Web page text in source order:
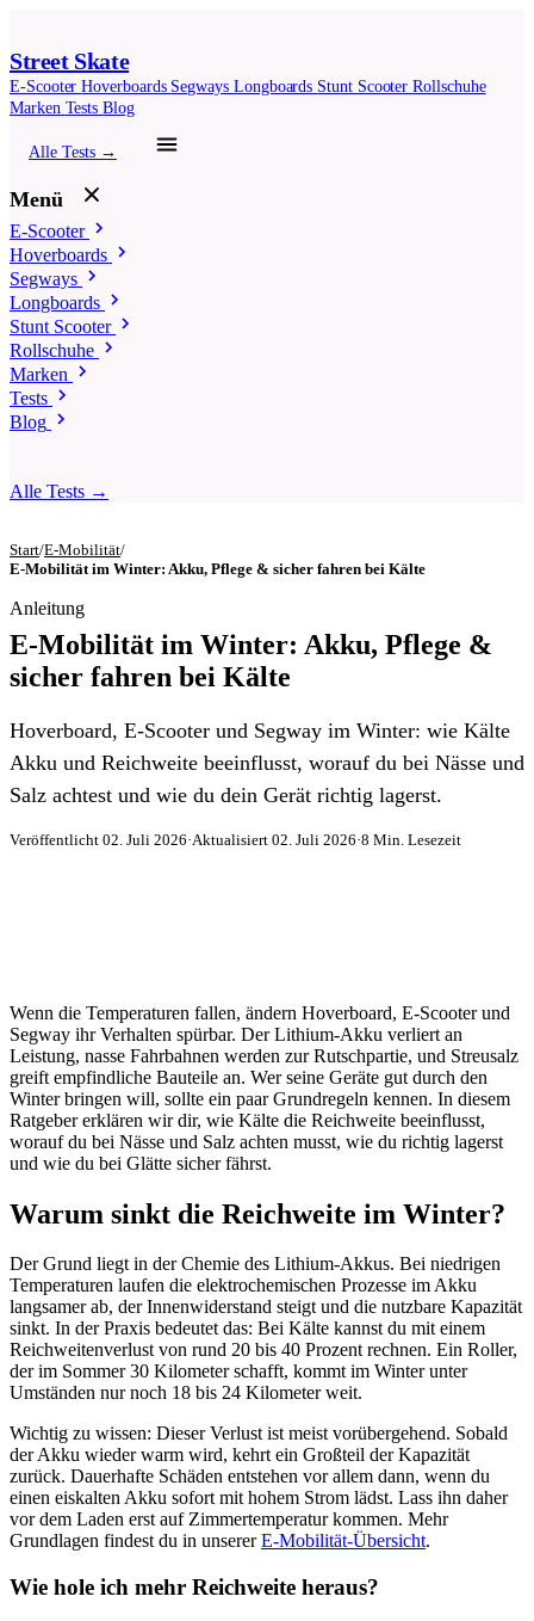
Street Skate
E-ScooterHoverboards Segways Longboards Stunt ScooterRollschuhe
Marken TestsBlog
Alle Tests →
Menü
E-Scooter
Hoverboards
Segways
Longboards
Stunt Scooter
Rollschuhe
Marken
Tests
Blog
Alle Tests →
Start/E-Mobilität/
E-Mobilität im Winter: Akku, Pflege & sicher fahren bei Kälte
Anleitung
E-Mobilität im Winter: Akku, Pflege &
sicher fahren bei Kälte
Hoverboard, E-Scooter und Segway im Winter: wie Kälte
Akku und Reichweite beeinflusst, worauf du bei Nässe und
Salz achtest und wie du dein Gerät richtig lagerst.
Veröffentlicht 02. Juli 2026·Aktualisiert 02. Juli 2026·8 Min. Lesezeit
Wenn die Temperaturen fallen, ändern Hoverboard, E-Scooter und
Segway ihr Verhalten spürbar. Der Lithium-Akku verliert an
Leistung, nasse Fahrbahnen werden zur Rutschpartie, und Streusalz
greift empfindliche Bauteile an. Wer seine Geräte gut durch den
Winter bringen will, sollte ein paar Grundregeln kennen. In diesem
Ratgeber erklären wir dir, wie Kälte die Reichweite beeinflusst,
worauf du bei Nässe und Salz achten musst, wie du richtig lagerst
und wie du bei Glätte sicher fährst.
Warum sinkt die Reichweite im Winter?
Der Grund liegt in der Chemie des Lithium-Akkus. Bei niedrigen
Temperaturen laufen die elektrochemischen Prozesse im Akku
langsamer ab, der Innenwiderstand steigt und die nutzbare Kapazität
sinkt. In der Praxis bedeutet das: Bei Kälte kannst du mit einem
Reichweitenverlust von rund 20 bis 40 Prozent rechnen. Ein Roller,
der im Sommer 30 Kilometer schafft, kommt im Winter unter
Umständen nur noch 18 bis 24 Kilometer weit.
Wichtig zu wissen: Dieser Verlust ist meist vorübergehend. Sobald
der Akku wieder warm wird, kehrt ein Großteil der Kapazität
zurück. Dauerhafte Schäden entstehen vor allem dann, wenn du
einen eiskalten Akku sofort mit hohem Strom lädst. Lass ihn daher
vor dem Laden erst auf Zimmertemperatur kommen. Mehr
Grundlagen findest du in unsererE-Mobilität-Übersicht.
Wie hole ich mehr Reichweite heraus?